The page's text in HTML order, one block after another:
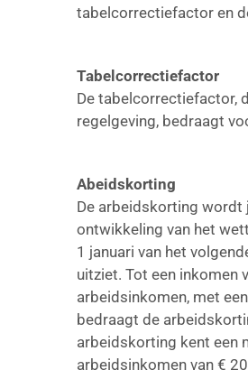
tabelcorrectiefactor en
Tabelcorrectiefactor
De tabelcorrectiefactor,
regelgeving, bedraagt
Abeidskorting
De arbeidskorting wordt
ontwikkeling van het
1 januari van het
uitziet. Tot een inkomen
arbeidsinkomen, met
bedraagt de
arbeidskorting kent een
arbeidsinkomen van €